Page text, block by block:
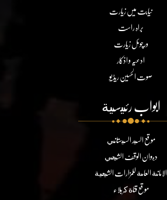
نیابت میں زیارت
براہ راست
ورچوئل زیارت
ادعیہ و اذکار
صوت الحسین ریڈیو
ابواب رئيسية
موقع السيد السيستاني
ديوان الوقف الشيعي
الامانة العامة للمزارات الشيعية
موقع قناة كربلاء